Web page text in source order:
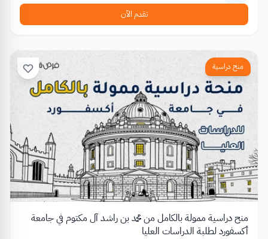
تقدم الآن
منح دراسية
منح دراسية ممولة بالكامل من محمد بن راشد آل مكتوم في جامعة
أكسفورد لطلبة الدراسات العليا